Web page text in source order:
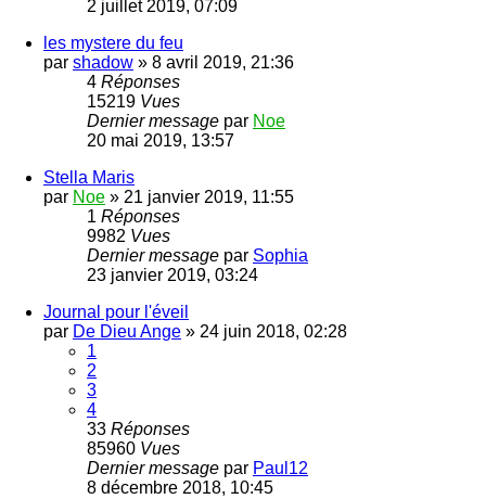
2 juillet 2019, 07:09
les mystere du feu
par shadow » 8 avril 2019, 21:36
4 Réponses
15219 Vues
Dernier message par Noe
20 mai 2019, 13:57
Stella Maris
par Noe » 21 janvier 2019, 11:55
1 Réponses
9982 Vues
Dernier message par Sophia
23 janvier 2019, 03:24
Journal pour l'éveil
par De Dieu Ange » 24 juin 2018, 02:28
1
2
3
4
33 Réponses
85960 Vues
Dernier message par Paul12
8 décembre 2018, 10:45